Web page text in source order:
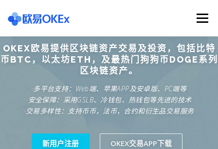
content
Menu
欧意交易所 关于欧意OKX 欧意APP下载
欧意注册网址 欧意交易下载 欧意团队
OKEX欧易提供区块链资产交易及投资，包括比特
币BTC，以太坊ETH，及最热门狗狗币DOGE系列
区块链资产。
·多平台支持：Web端、苹果APP及安卓版、PC端等
·安全保障：采用GSLB、冷钱包、热钱包等先进的技术
·交易多样性：支持币币，法币，合约和衍生品交易服务
新用户注册 OKEX交易APP下载